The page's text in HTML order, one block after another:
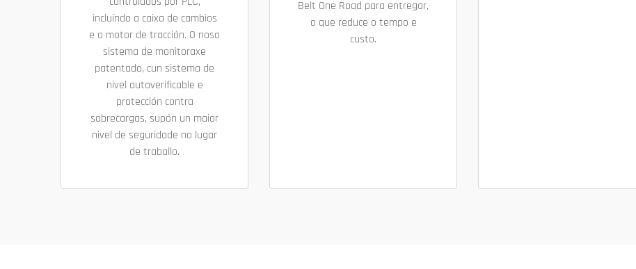
incluíndo a caixa de cambios
e o motor de tracción. O noso
sistema de monitoraxe
patentado, cun sistema de
nivel autoverificable e
protección contra
sobrecargas, supón un maior
nivel de seguridade no lugar
de traballo.
Belt One Road para entregar,
o que reduce o tempo e
custo.